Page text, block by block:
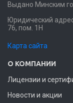
Выдано Минским
Юридический
76, пом. 1Н
Карта сайта
О КОМПАНИИ
Лицензии и
Новости и акции